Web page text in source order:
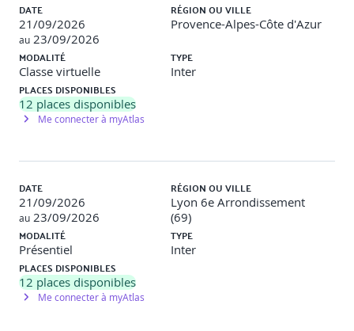
DATE
21/09/2026
au 23/09/2026
RÉGION OU VILLE
Provence-Alpes-Côte d'Azur
MODALITÉ
Classe virtuelle
TYPE
Inter
PLACES DISPONIBLES
12 places disponibles
Me connecter à myAtlas
DATE
21/09/2026
au 23/09/2026
RÉGION OU VILLE
Lyon 6e Arrondissement
(69)
MODALITÉ
Présentiel
TYPE
Inter
PLACES DISPONIBLES
12 places disponibles
Me connecter à myAtlas